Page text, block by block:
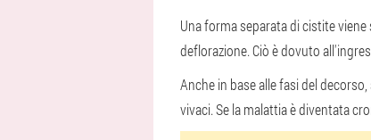
Una forma separata di cistite
deflorazione. Ciò è dovuto
Anche in base alle fasi del
vivaci. Se la malattia è diventata